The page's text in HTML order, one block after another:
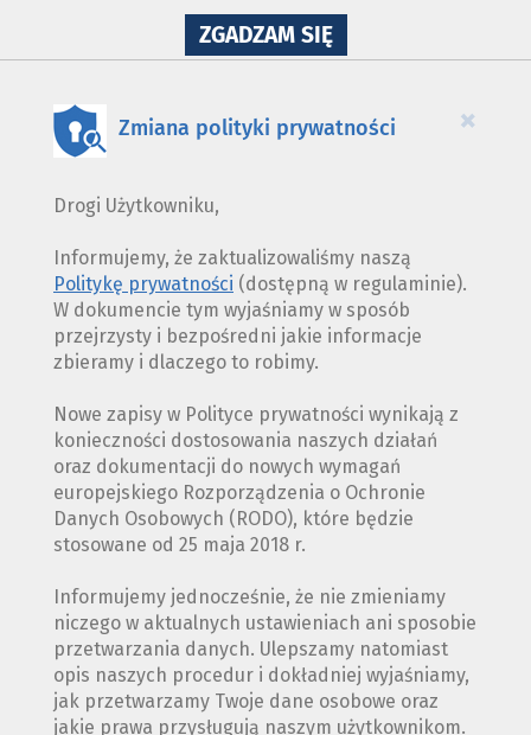
ZGADZAM SIĘNA
WYKORZYSTANIE
×
Zmiana polityki prywatności
Drogi Użytkowniku,
Informujemy, że zaktualizowaliśmy naszą
Politykę prywatności (dostępną w regulaminie).
W dokumencie tym wyjaśniamy w sposób
przejrzysty i bezpośredni jakie informacje
zbieramy i dlaczego to robimy.
Nowe zapisy w Polityce prywatności wynikają z
konieczności dostosowania naszych działań
oraz dokumentacji do nowych wymagań
europejskiego Rozporządzenia o Ochronie
Danych Osobowych (RODO), które będzie
stosowane od 25 maja 2018 r.
Informujemy jednocześnie, że nie zmieniamy
niczego w aktualnych ustawieniach ani sposobie
przetwarzania danych. Ulepszamy natomiast
opis naszych procedur i dokładniej wyjaśniamy,
jak przetwarzamy Twoje dane osobowe oraz
jakie prawa przysługują naszym użytkownikom.